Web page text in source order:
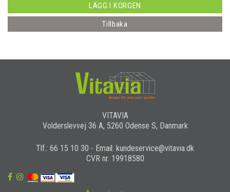
LÄGG I KORGEN
Tillbaka
VITAVIA
Volderslevvej 36 A, 5260 Odense S, Danmark
Tlf.: 66 15 10 30 - Email: kundeservice@vitavia.dk
CVR nr. 19918580